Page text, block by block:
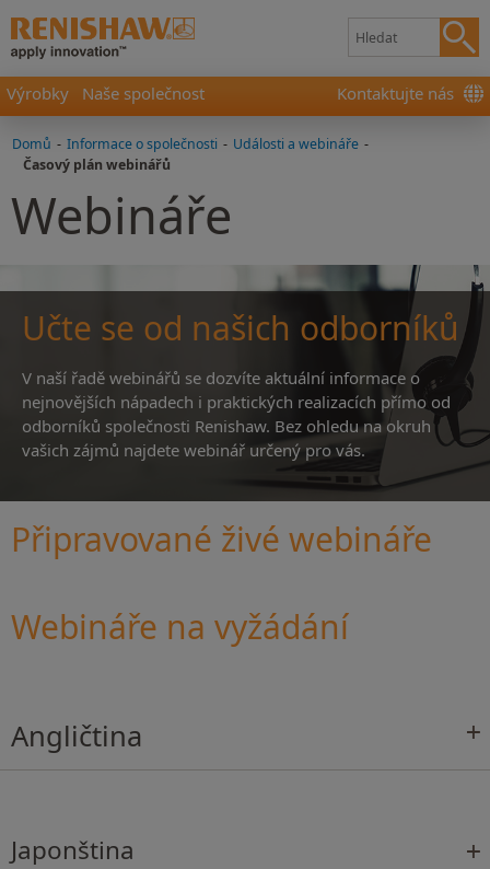
Výrobky Naše společnost Kontaktujte nás
Domů - Informace o společnosti - Události a webináře -
Časový plán webinářů
Webináře
Učte se od našich odborníků
V naší řadě webinářů se dozvíte aktuální informace o
nejnovějších nápadech i praktických realizacích přímo od
odborníků společnosti Renishaw. Bez ohledu na okruh
vašich zájmů najdete webinář určený pro vás.
Připravované živé webináře
Webináře na vyžádání
Angličtina
Japonština